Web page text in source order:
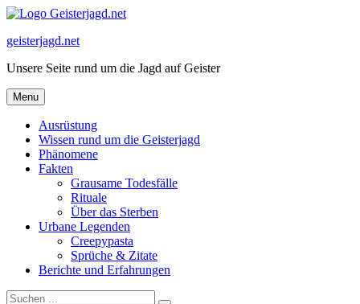
Skip
content
geisterjagd.net
Unsere Seite rund um die Jagd auf Geister
Menu
Ausrüstung
Wissen rund um die Geisterjagd
Phänomene
Fakten
Grausame Todesfälle
Rituale
Über das Sterben
Urbane Legenden
Creepypasta
Sprüche & Zitate
Berichte und Erfahrungen
Search